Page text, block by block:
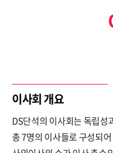
인재채용
이사회 개요
DS단석의 이사회는 독립성
총 7명의 이사들로 구성되